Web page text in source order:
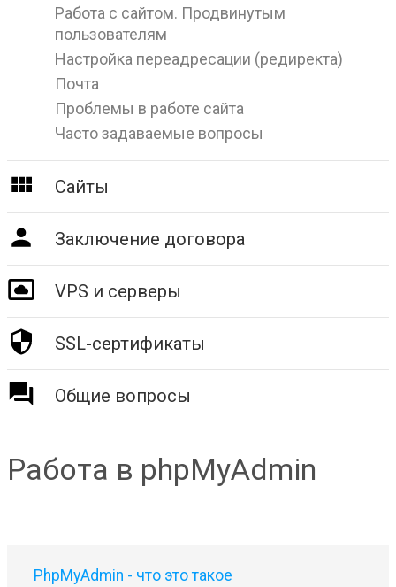
Работа с сайтом. Продвинутым
пользователям
Настройка переадресации (редиректа)
Почта
Проблемы в работе сайта
Часто задаваемые вопросы
Сайты
Заключение договора
VPS и серверы
SSL-сертификаты
Общие вопросы
Работа в phpMyAdmin
PhpMyAdmin - что это такое